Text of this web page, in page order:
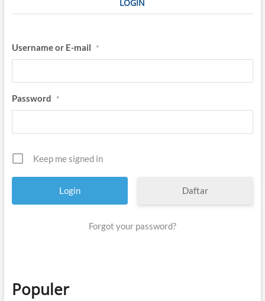
LOGIN
Username or E-mail *
Password *
Keep me signed in
Daftar
Forgot your password?
Populer